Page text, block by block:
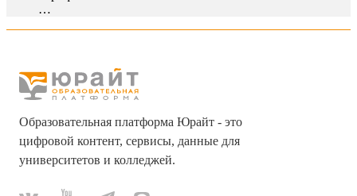
…
Образовательная платформа Юрайт - это
цифровой контент, сервисы, данные для
университетов и колледжей.